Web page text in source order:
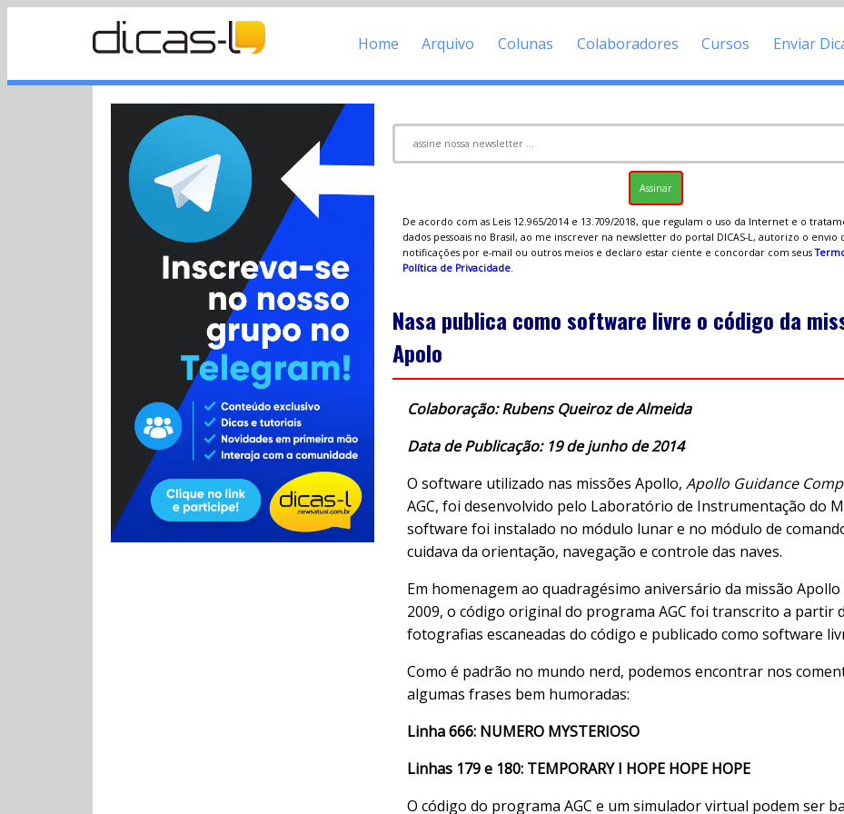
Home Arquivo Colunas Colaboradores Cursos Enviar
De acordo com as Leis 12.965/2014 e 13.709/2018, que regulam o uso da Internet e o
dados pessoais no Brasil, ao me inscrever na newsletter do portal DICAS-L, autorizo o envio
notificações por e-mail ou outros meios e declaro estar ciente e concordar com seus
Política de Privacidade.
Nasa publica como software livre o código da
Apolo
Colaboração: Rubens Queiroz de Almeida
Data de Publicação: 19 de junho de 2014
O software utilizado nas missões Apollo, Apollo Guidance
AGC, foi desenvolvido pelo Laboratório de Instrumentação do
software foi instalado no módulo lunar e no módulo de
cuidava da orientação, navegação e controle das naves.
Em homenagem ao quadragésimo aniversário da missão Apollo
2009, o código original do programa AGC foi transcrito a partir
fotografias escaneadas do código e publicado como software
Como é padrão no mundo nerd, podemos encontrar nos
algumas frases bem humoradas:
Linha 666: NUMERO MYSTERIOSO
Linhas 179 e 180: TEMPORARY I HOPE HOPE HOPE
O código do programa AGC e um simulador virtual podem ser